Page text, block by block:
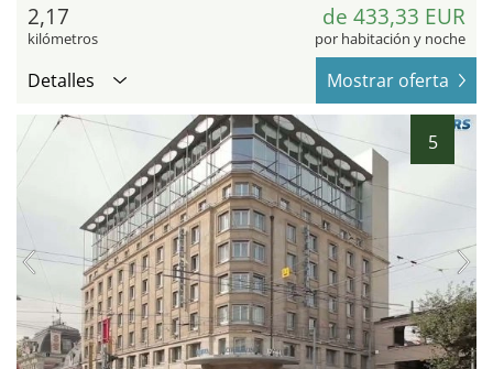
2,17
kilómetros
de 433,33 EUR
por habitación y noche
Detalles Mostrar oferta
5